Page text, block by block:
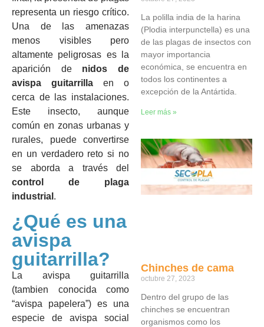
representa un riesgo crítico.
Una de las amenazas
menos visibles pero
altamente peligrosas es la
aparición de nidos de
avispa guitarrilla en o
cerca de las instalaciones.
Este insecto, aunque
común en zonas urbanas y
rurales, puede convertirse
en un verdadero reto si no
se aborda a través del
control de plaga
industrial .
¿Qué es una
avispa
guitarrilla?
La avispa guitarrilla
(tambien conocida como
“avispa papelera”) es una
especie de avispa social
La polilla india de la harina
(Plodia interpunctella) es una
de las plagas de insectos con
mayor importancia
económica, se encuentra en
todos los continentes a
excepción de la Antártida.
Leer más »
Chinches de cama
octubre 27, 2023
Dentro del grupo de las
chinches se encuentran
organismos como los